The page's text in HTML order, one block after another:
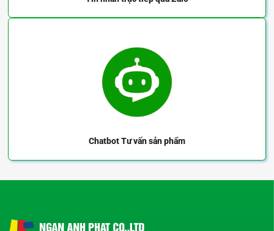
FTSD-8 – 300-S ⊖ 8 x 300mm 8
⊖ 10 x 350mm
ChatbotTư vấn sản phẩm